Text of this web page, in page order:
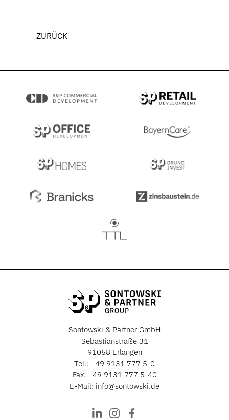
ZURÜCK
Sontowski & Partner GmbH
Sebastianstraße 31
91058 Erlangen
Tel.: +49 9131 777 5-0
Fax: +49 9131 777 5-40
E-Mail: info@sontowski.de